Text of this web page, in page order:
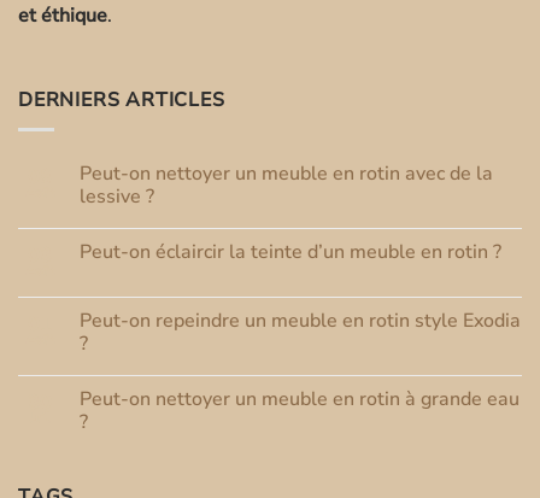
et éthique.
DERNIERS ARTICLES
Peut-on nettoyer un meuble en rotin avec de la
lessive ?
sur
nettoyer
un
meuble
en
avec
de
la
lessive
Peut-on éclaircir la teinte d’un meuble en rotin ?
commentaire
sur
Peut-
on
éclaircir
la
teinte
d’un
meuble
en
Peut-on repeindre un meuble en rotin style Exodia
?
sur
Peut-
on
Peut-on nettoyer un meuble en rotin à grande eau
?